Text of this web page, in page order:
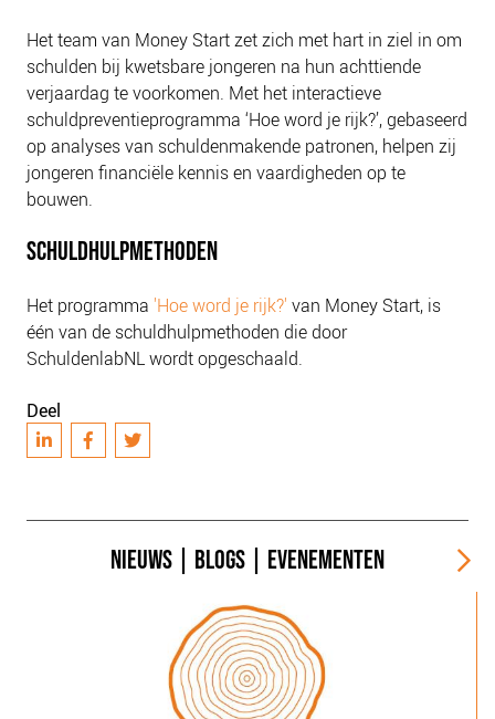
VACATURES
OVER NCFG
NIEUWS
BLOGS
Het team van Money Start zet zich met hart in ziel in om
schulden bij kwetsbare jongeren na hun achttiende
verjaardag te voorkomen. Met het interactieve
schuldpreventieprogramma ‘Hoe word je rijk?’, gebaseerd
op analyses van schuldenmakende patronen, helpen zij
jongeren financiële kennis en vaardigheden op te
bouwen.
SCHULDHULPMETHODEN
Het programma 'Hoe word je rijk?' van Money Start, is
één van de schuldhulpmethoden die door
SchuldenlabNL wordt opgeschaald.
Deel
NIEUWS BLOGS EVENEMENTEN